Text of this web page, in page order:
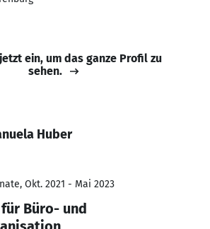
ein, um das ganze Profil zu
sehen.
Huber
Okt. 2021 - Mai 2023
Büro- und